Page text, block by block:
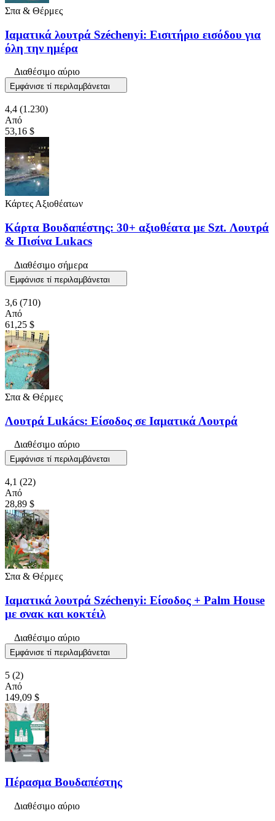
Σπα & Θέρμες
Ιαματικά λουτρά Széchenyi: Εισιτήριο εισόδου για
όλη την ημέρα
Διαθέσιμο αύριο
Εμφάνισε τί περιλαμβάνεται
4,4 (1.230)
Από
53,16 $
Κάρτες Αξιοθέατων
Κάρτα Βουδαπέστης: 30+ αξιοθέατα με Szt. Λουτρά
& Πισίνα Lukacs
Διαθέσιμο σήμερα
Εμφάνισε τί περιλαμβάνεται
3,6 (710)
Από
61,25 $
Σπα & Θέρμες
Λουτρά Lukács: Είσοδος σε Ιαματικά Λουτρά
Διαθέσιμο αύριο
Εμφάνισε τί περιλαμβάνεται
4,1 (22)
Από
28,89 $
Σπα & Θέρμες
Ιαματικά λουτρά Széchenyi: Είσοδος + Palm House
με σνακ και κοκτέιλ
Διαθέσιμο αύριο
Εμφάνισε τί περιλαμβάνεται
5 (2)
Από
149,09 $
Πέρασμα Βουδαπέστης
Διαθέσιμο αύριο